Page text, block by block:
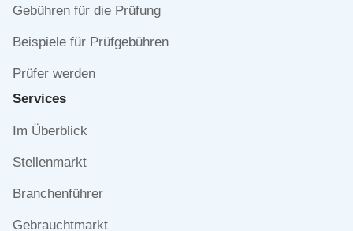
Gebühren für die Prüfung
Beispiele für Prüfgebühren
Prüfer werden
Services
Navigation
Im Überblick
Stellenmarkt
Branchenführer
Gebrauchtmarkt